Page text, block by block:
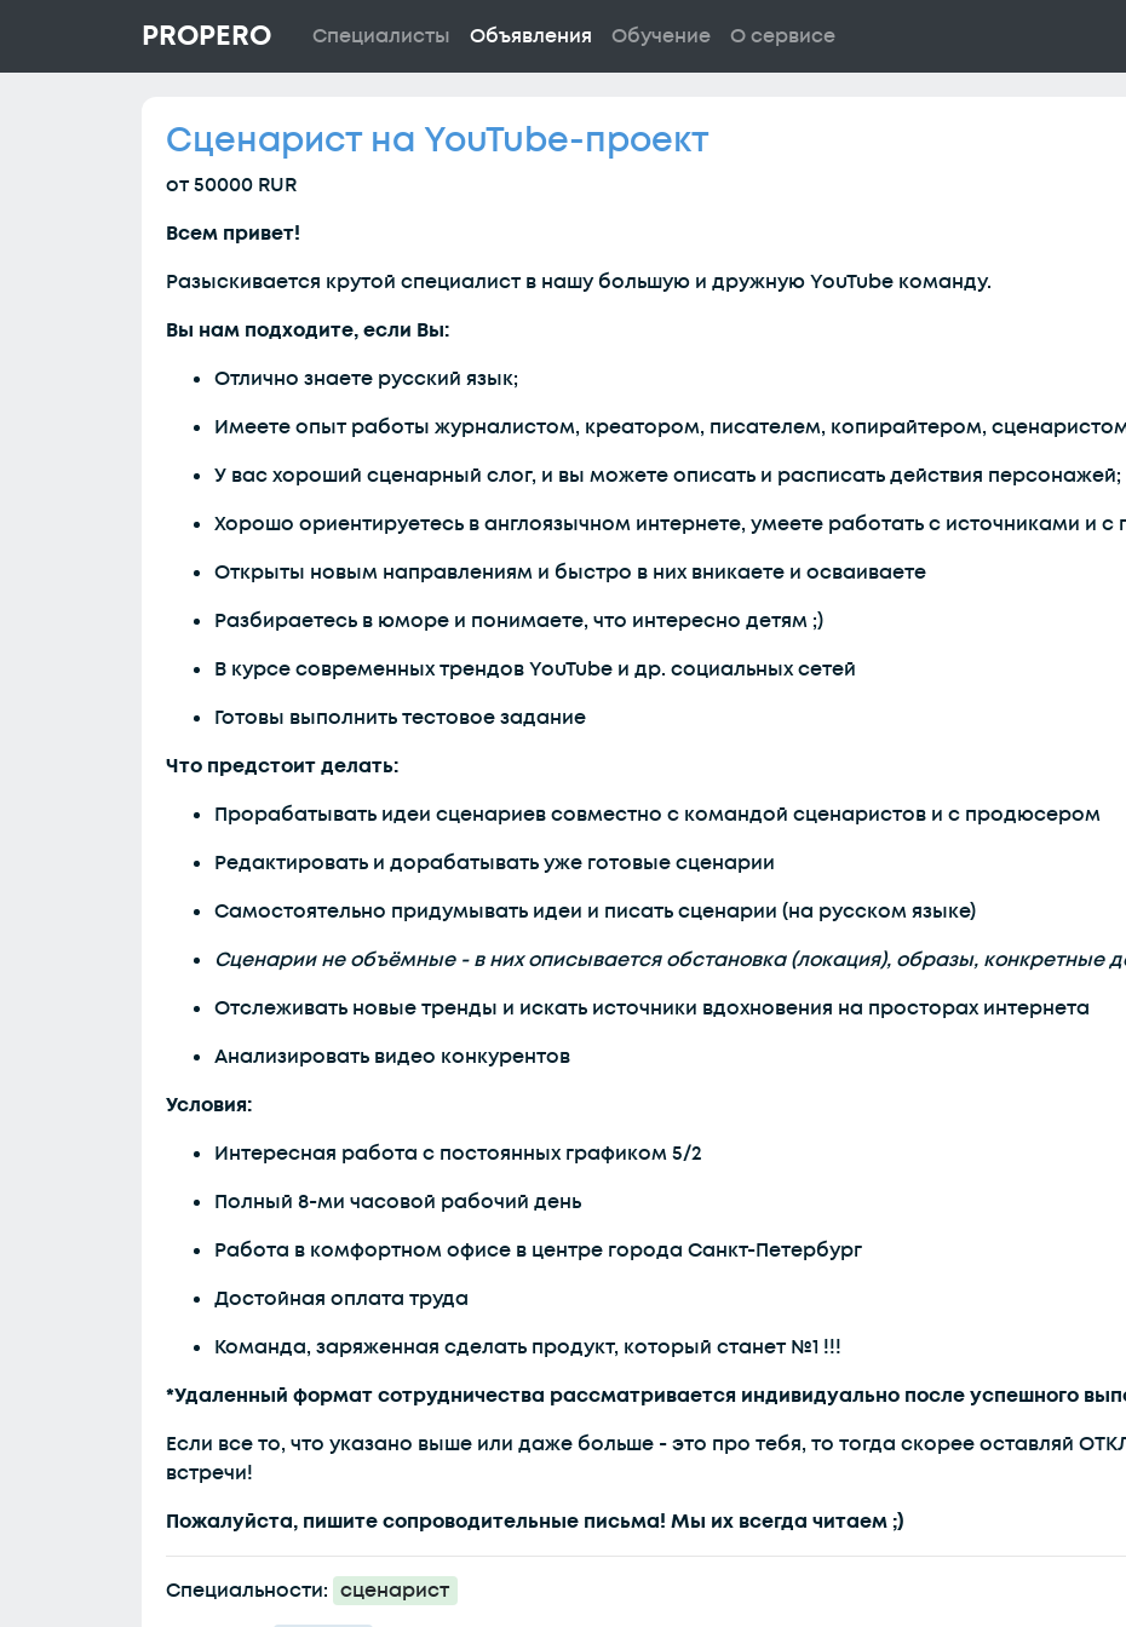
PROPERO Специалисты Объявления Обучение О сервисе
Сценарист на YouTube-проект
от 50000 RUR
Всем привет!
Разыскивается крутой специалист в нашу большую и дружную YouTube команду.
Вы нам подходите, если Вы:
Отлично знаете русский язык;
Имеете опыт работы журналистом, креатором, писателем, копирайтером,
У вас хороший сценарный слог, и вы можете описать и расписать действия персонажей;
Хорошо ориентируетесь в англоязычном интернете, умеете работать с источниками и
Открыты новым направлениям и быстро в них вникаете и осваиваете
Разбираетесь в юморе и понимаете, что интересно детям ;)
В курсе современных трендов YouTube и др. социальных сетей
Готовы выполнить тестовое задание
Что предстоит делать:
Прорабатывать идеи сценариев совместно с командой сценаристов и с продюсером
Редактировать и дорабатывать уже готовые сценарии
Самостоятельно придумывать идеи и писать сценарии (на русском языке)
Сценарии не объёмные - в них описывается обстановка (локация), образы, конкретные
Отслеживать новые тренды и искать источники вдохновения на просторах интернета
Анализировать видео конкурентов
Условия:
Интересная работа с постоянных графиком 5/2
Полный 8-ми часовой рабочий день
Работа в комфортном офисе в центре города Санкт-Петербург
Достойная оплата труда
Команда, заряженная сделать продукт, который станет №1 !!!
*Удаленный формат сотрудничества рассматривается индивидуально после успешного
Если все то, что указано выше или даже больше - это про тебя, то тогда скорее оставляй
встречи!
Пожалуйста, пишите сопроводительные письма! Мы их всегда читаем ;)
Специальности: сценарист